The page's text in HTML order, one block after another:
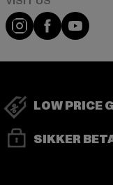
Visit ourVisit our
Visit
LOW PRICE
SIKKER